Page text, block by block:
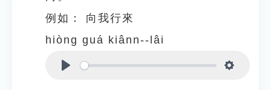
例如：
向我行來
hiòng guá kiânn--lâi